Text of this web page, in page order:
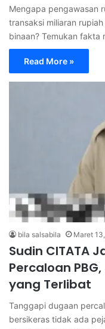
Mengapa pengawasan
transaksi miliaran
binaan? Temukan fakta
Read More »
bila salsabila Maret
Sudin CITATA
Percaloan
yang Terlibat
Tanggapi dugaan
bersikeras tidak ada